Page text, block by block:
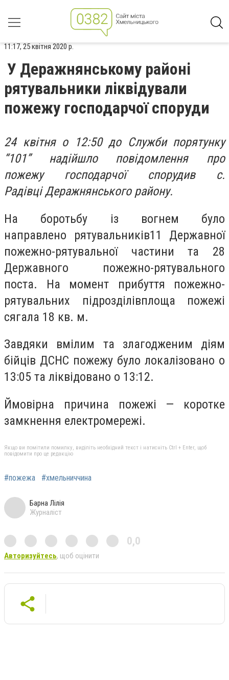
11:17, 25 квітня 2020 р.
У Деражнянському районі
рятувальники ліквідували
пожежу господарчої споруди
24 квітня о 12:50 до Служби порятунку
“101” надійшло повідомлення про
пожежугосподарчоїспорудивс.
РадівціДеражнянського району.
На боротьбу із вогнем було
направлено рятувальників11 Державної
пожежно-рятувальної частини та 28
Державного пожежно-рятувального
поста. На момент прибуття пожежно-
рятувальних підрозділівплоща пожежі
сягала 18 кв. м.
Завдяки вмілим та злагодженим діям
бійців ДСНС пожежу було локалізовано о
13:05 та ліквідовано о 13:12.
Ймовірна причина пожежі — коротке
замкнення електромережі.
Якщо ви помітили помилку, виділіть необхідний текст і натисніть Ctrl + Enter, щоб
повідомити про це редакцію
#пожежа #хмельниччина
Барна Лілія
Журналіст
0,0
Авторизуйтесь, щоб оцінити